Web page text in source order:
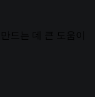
드는 데 큰 도움이